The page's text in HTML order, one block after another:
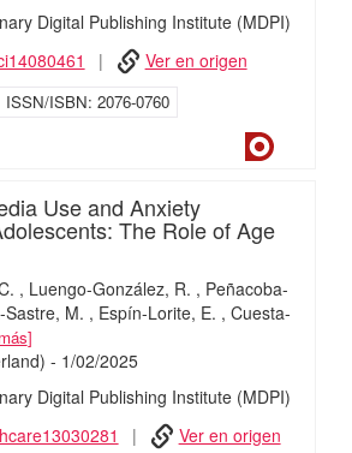
Digital Publishing Institute (MDPI)
Ver en origen
ISSN/ISBN 2076-0760
Use and Anxiety
The Role of Age
Luengo-González, R.
Peñacoba-
M. Espín-Lorite, E.
Cuesta-
- 1/02/2025
Digital Publishing Institute (MDPI)
Ver en origen